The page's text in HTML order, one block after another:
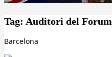
Tag: Auditori del Forum
Barcelona